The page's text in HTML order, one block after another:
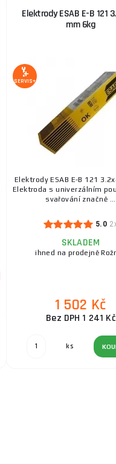
Elektrody ESAB E-B 121
mm 6kg
SERVIS+
Elektrody ESAB E-B 121
Elektroda s univerzálním
svařování značně ...
5.0
SKLADEM
ihned na prodejně
1 502 Kč
Bez DPH 1 241 Kč
ks